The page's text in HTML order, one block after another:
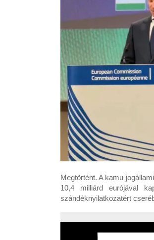
Megtörtént. A kamu
10,4 milliárd eurójával
szándéknyilatkozatért